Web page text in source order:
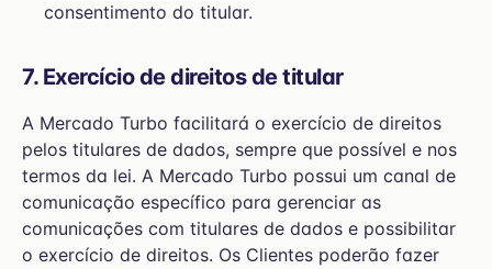
consentimento do titular.
7. Exercício de direitos de titular
A Mercado Turbo facilitará o exercício de direitos
pelos titulares de dados, sempre que possível e nos
termos da lei. A Mercado Turbo possui um canal de
comunicação específico para gerenciar as
comunicações com titulares de dados e possibilitar
o exercício de direitos. Os Clientes poderão fazer